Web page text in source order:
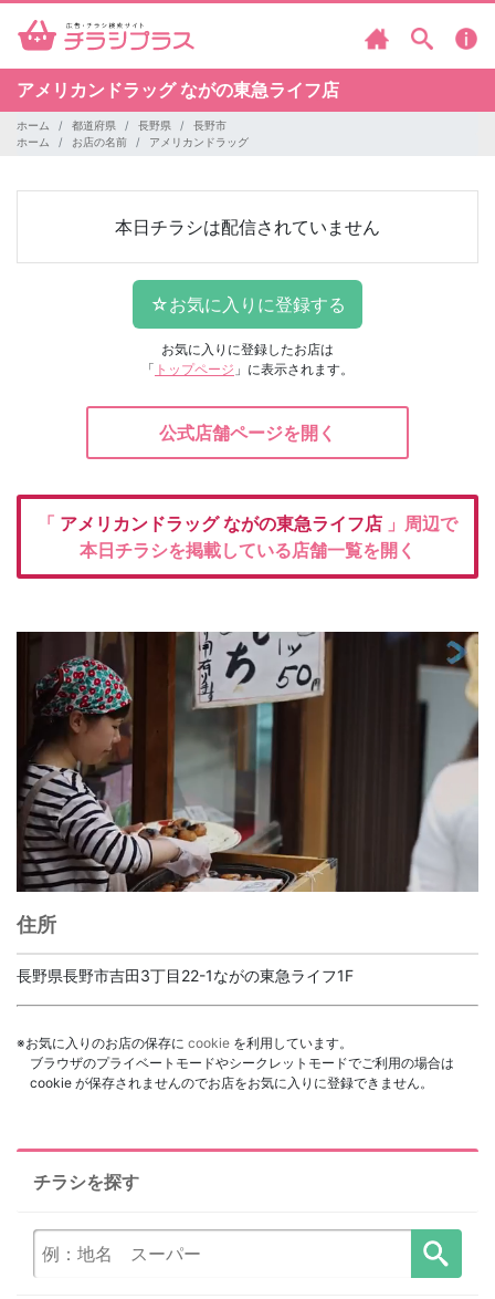
アメリカンドラッグながの東急ライフ店
ホーム 都道府県 長野県
長野市
ホーム
お店の名前 アメリカンドラッグ
本日チラシは配信されていません
お気に入りに登録したお店は
「 トップページ 」に表示されます。
公式店舗ページを開く
「 アメリカンドラッグながの東急ライフ店 」周辺で
本日チラシを掲載している店舗一覧を開く
住所
長野県長野市吉田3丁目22-1ながの東急ライフ1F
※お気に入りのお店の保存に cookie を利用しています。
ブラウザのプライベートモードやシークレットモードでご利用の場合は
cookie が保存されませんのでお店をお気に入りに登録できません。
チラシを探す